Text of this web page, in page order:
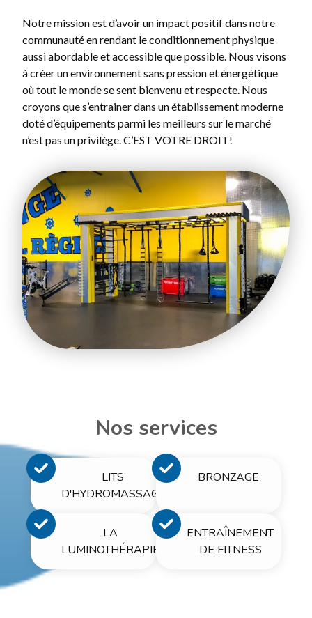
Notre mission est d’avoir un impact positif dans notre
communauté en rendant le conditionnement physique
aussi abordable et accessible que possible. Nous visons
à créer un environnement sans pression et énergétique
où tout le monde se sent bienvenu et respecte. Nous
croyons que s’entrainer dans un établissement moderne
doté d’équipements parmi les meilleurs sur le marché
n’est pas un privilège. C’EST VOTRE DROIT!
Nos services
LITS
D'HYDROMASSAGE
BRONZAGE
LA
LUMINOTHÉRAPIE
ENTRAÎNEMENT
DE FITNESS